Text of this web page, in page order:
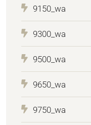
9150_wa
9300_wa
9500_wa
9650_wa
9750_wa